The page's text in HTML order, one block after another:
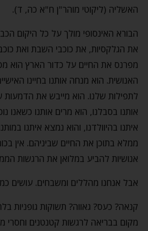
האשליה (ליקוטי מוהר"ן ח"א כה, ד).
הבורא האינסופי מולך על כל היקום
את הגלקסיות, את כוכבי השבת ואת
מפרנס את החיים על כדור הארץ הוא
האנושית. הוא מנחה אותנו בחיינו
לתפילות שלנו. הוא מייבש את הדמעות
אותנו בסבלנו, הוא מרים אותנו כשאנו
איתנו בהיוולדנו, והוא נמצא איתנו
ממלא בתוכן את החיים שביניהם. אין
אנושיות להביע במלואן את הרגשות
אבל אנחנו מהללים ומשבחים. עושים
קנאה? כעס? גאווה? תשוקות גופניות
מקום בבריאה לרגשות קטנטנים וחסרי